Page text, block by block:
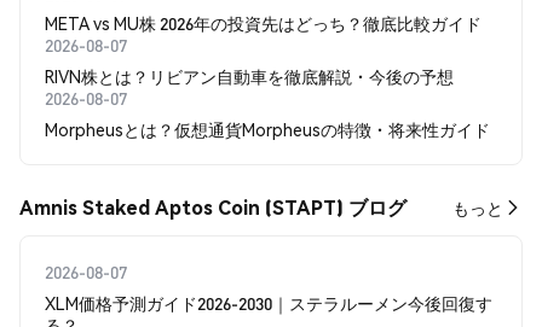
META vs MU株 2026年の投資先はどっち？徹底比較ガイド
2026-08-07
RIVN株とは？リビアン自動車を徹底解説・今後の予想
2026-08-07
Morpheusとは？仮想通貨Morpheusの特徴・将来性ガイド
Amnis Staked Aptos Coin (STAPT) ブログ もっと
2026-08-07
XLM価格予測ガイド2026-2030｜ステラルーメン今後回復す